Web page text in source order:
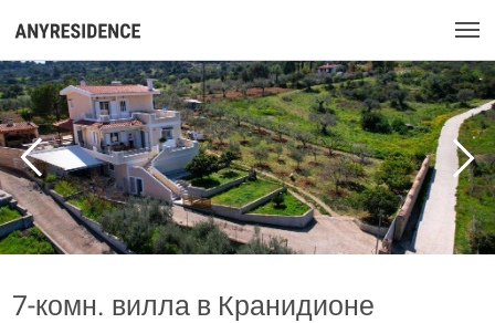
7-комн. вилла в Кранидионе